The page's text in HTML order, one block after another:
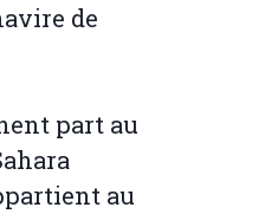
de
part au
au